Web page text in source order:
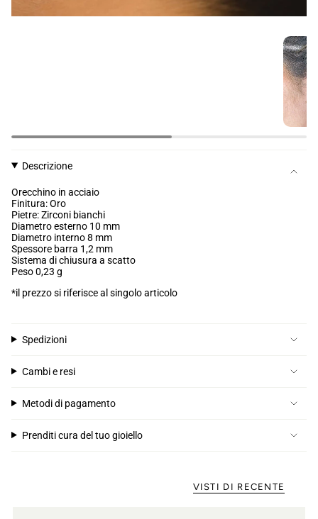
Descrizione
Orecchino in acciaio
Finitura: Oro
Pietre: Zirconi bianchi
Diametro esterno 10 mm
Diametro interno 8 mm
Spessore barra 1,2 mm
Sistema di chiusura a scatto
Peso 0,23 g
*il prezzo si riferisce al singolo articolo
Spedizioni
Cambi e resi
Metodi di pagamento
Prenditi cura del tuo gioiello
VISTI DI RECENTE